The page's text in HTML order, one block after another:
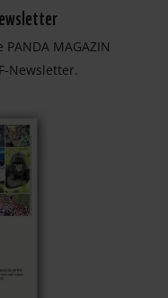
MAGAZIN
Newsletter.